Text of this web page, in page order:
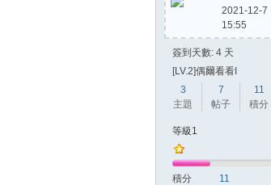
方
2021-12-7
15:55
簽到天數: 4 天
[LV.2]偶爾看看I
3
主題
7
帖子
11
積分
等級1
積分 11